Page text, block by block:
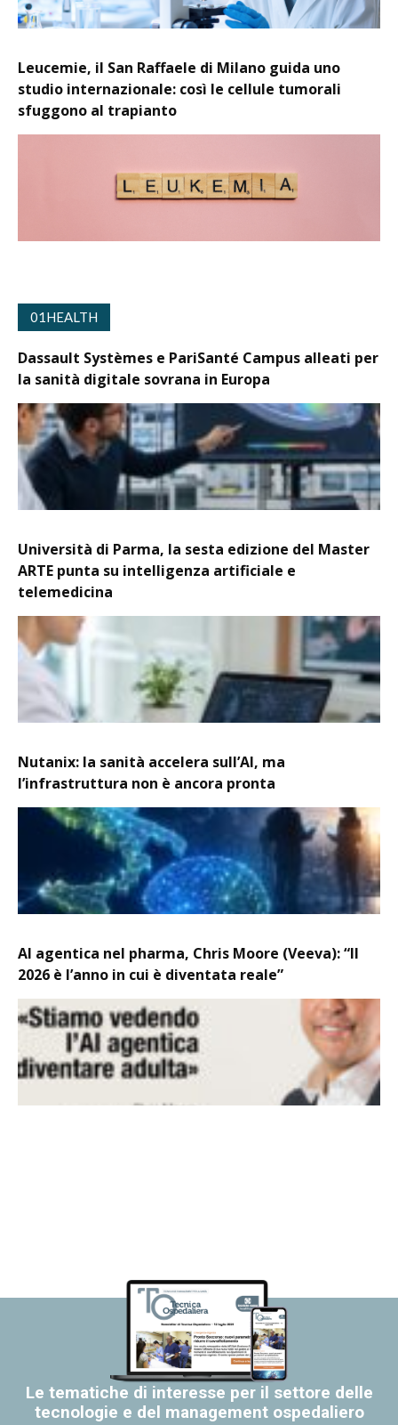
Leucemie, il San Raffaele di Milano guida uno
studio internazionale: così le cellule tumorali
sfuggono al trapianto
01HEALTH
Dassault Systèmes e PariSanté Campus alleati per
la sanità digitale sovrana in Europa
Università di Parma, la sesta edizione del Master
ARTE punta su intelligenza artificiale e
telemedicina
Nutanix: la sanità accelera sull’AI, ma
l’infrastruttura non è ancora pronta
AI agentica nel pharma, Chris Moore (Veeva): “Il
2026 è l’anno in cui è diventata reale”
Le tematiche di interesse per il settore delle
tecnologie e del management ospedaliero